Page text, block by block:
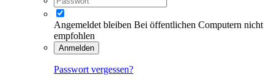
Angemeldet bleiben Bei öffentlichen Computern nicht
empfohlen
Anmelden
Passwort vergessen?